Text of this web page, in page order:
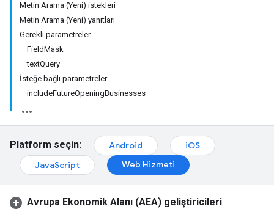
Metin Arama (Yeni) istekleri
Metin Arama (Yeni) yanıtları
Gerekli parametreler
FieldMask
textQuery
İsteğe bağlı parametreler
includeFutureOpeningBusinesses
Platform seçin: Android
iOS
JavaScript
Web Hizmeti
Avrupa Ekonomik Alanı (AEA) geliştiricileri